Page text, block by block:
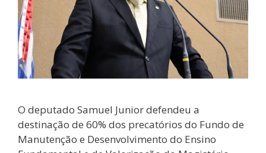
O deputado Samuel Junior defendeu a
destinação de 60% dos precatórios do Fundo de
Manutenção e Desenvolvimento do Ensino